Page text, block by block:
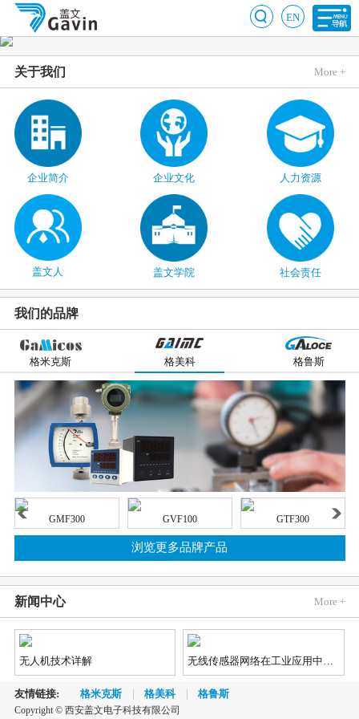
EN
关于我们 More +
企业简介 企业文化 人力资源
盖文人 盖文学院 社会责任
我们的品牌
格米克斯 格美科 格鲁斯
GMF300 GVF100 GTF300
浏览更多品牌产品
新闻中心 More +
无人机技术详解 无线传感器网络在工业应用中的发展趋势
2018《蓝牙市场最新资讯》
友情链接: 格米克斯 格美科 格鲁斯
Copyright © 西安盖文电子科技有限公司